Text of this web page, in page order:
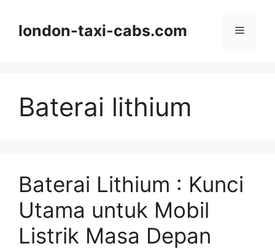
london-taxi-cabs.com Menu
Baterai lithium
Baterai Lithium : Kunci
Utama untuk Mobil
Listrik Masa Depan